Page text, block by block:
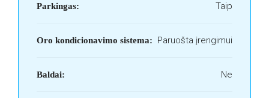
Parkingas: Taip
Oro kondicionavimo sistema: Paruošta įrengimui
Baldai: Ne